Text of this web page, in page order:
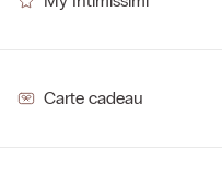
Carte cadeau